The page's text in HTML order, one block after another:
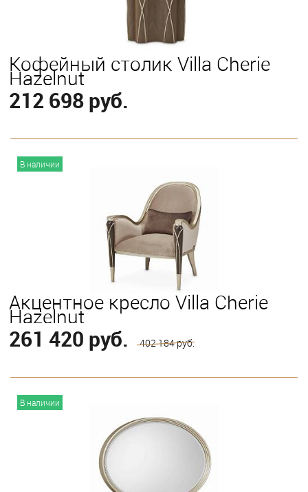
Кофейный столик Villa Cherie
Hazelnut
212 698 руб.
В наличии
Акцентное кресло Villa Cherie
Hazelnut
261 420 руб. 402 184 руб.
В наличии